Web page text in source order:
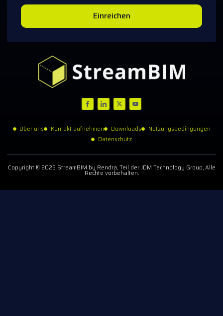
Einreichen
Über uns Kontakt aufnehmen Downloads
Nutzungsbedingungen
Datenschutz
Copyright © 2025 StreamBIM by Rendra, Teil der JDM Technology Group, Alle
Rechte vorbehalten.